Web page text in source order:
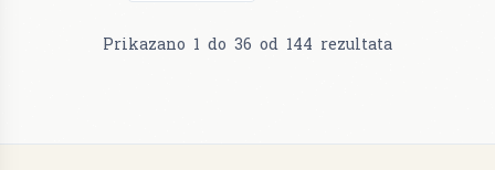
Prikazano 1 do 36 od 144 rezultata